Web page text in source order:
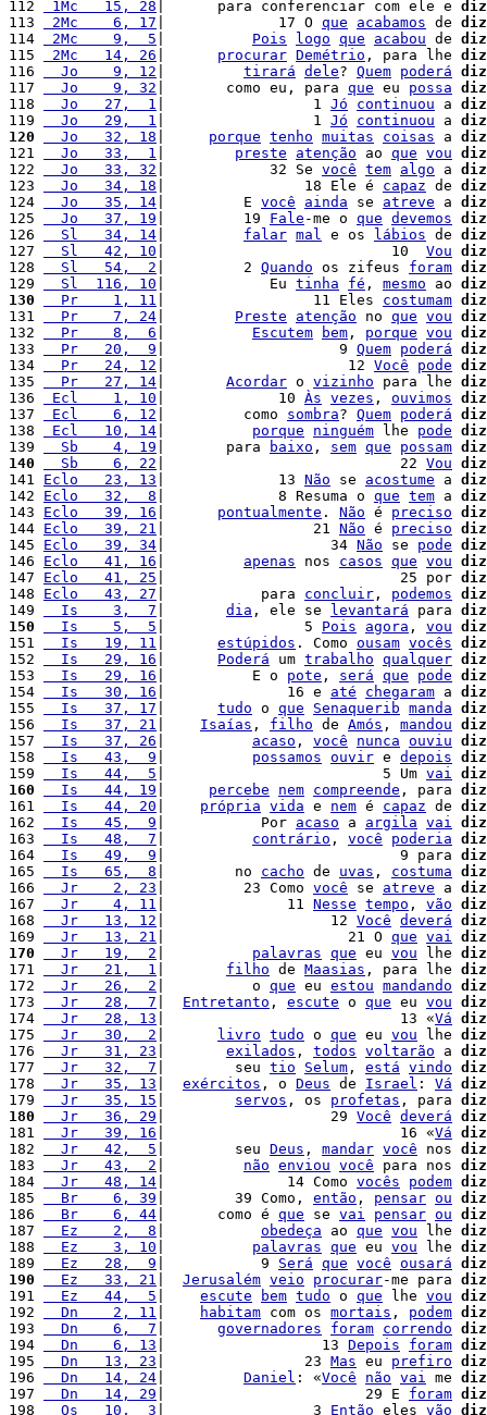
112
1Mc   15, 28 |      para conferenciar com ele e
113
2Mc    6, 17 |             17 O que acabamos de
114
2Mc    9,  5 Pois logo que acabou de
115
2Mc   14, 26 procurar Demétrio , para lhe
116
  Jo    9, 12
tirará dele? Quem poderá
117
  Jo    9, 32
|       como eu, para que eu possa
118
  Jo   27,  1
|                 1 Jó continuou a
119
  Jo   29,  1
|                 1 Jó continuou a
120
  Jo   32, 18
porque tenho muitas coisas a
121
  Jo   33,  1
preste atenção ao que vou
122
  Jo   33, 32
|            32 Se você tem algo a
123
  Jo   34, 18
|                18 Ele é capaz de
124
  Jo   35, 14
|         E você ainda se atreve a
125
  Jo   37, 19
|         19 Fale -me o que devemos
126
  Sl   34, 14
falar mal e os lábios de
127
  Sl   42, 10
|                          10 Vou
128
  Sl   54,  2
|         2 Quando os zifeus foram
129
  Sl  116, 10
|            Eu tinha fé , mesmo ao
130
  Pr    1, 11
|                 11 Eles costumam
131
  Pr    7, 24
Preste atenção no que vou
132
  Pr    8,  6
Escutem bem , porque vou
133
  Pr   20,  9
|                    9 Quem poderá
134
  Pr   24, 12
|                     12 Você pode
135
  Pr   27, 14
Acordar o vizinho para lhe
136
Ecl    1, 10 |             10 Às vezes , ouvimos
137
Ecl    6, 12 |         como sombra? Quem poderá
138
Ecl   10, 14 porque ninguém lhe pode
139
  Sb    4, 19
|       para baixo , sem que possam
140
  Sb    6, 22
|                           22 Vou
141 Eclo   23, 13 |             13 Não se acostume a
142 Eclo   32,  8 |             8 Resuma o que tem a
143 Eclo   39, 16 pontualmente . Não é preciso
144 Eclo   39, 21 |                 21 Não é preciso
145 Eclo   39, 34 |                   34 Não se pode
146 Eclo   41, 16 apenas nos casos que vou
147 Eclo   41, 25 |                           25 por
148 Eclo   43, 27 |           para concluir , podemos
149
  Is    3,  7
dia , ele se levantará para
150
  Is    5,  5
|                5 Pois agora , vou
151
  Is   19, 11
estúpidos . Como ousam vocês
152
  Is   29, 16
Poderá um trabalho qualquer
153
  Is   29, 16
|          E o pote , será que pode
154
  Is   30, 16
|              16 e até chegaram a
155
  Is   37, 17
tudo o que Senaquerib manda
156
  Is   37, 21
Isaías , filho de Amós , mandou
157
  Is   37, 26
acaso , você nunca ouviu
158
  Is   43,  9
possamos ouvir e depois
159
  Is   44,  5
|                         5 Um vai
160
  Is   44, 19
percebe nem compreende , para
161
  Is   44, 20
própria vida e nem é capaz de
162
  Is   45,  9
|           Por acaso a argila vai
163
  Is   48,  7
contrário , você poderia
164
  Is   49,  9
|                           9 para
165
  Is   65,  8
|        no cacho de uvas , costuma
166
  Jr    2, 23
|         23 Como você se atreve a
167
  Jr    4, 11
|              11 Nesse tempo , vão
168
  Jr   13, 12
|                   12 Você deverá
169
  Jr   13, 21
|                     21 O que vai
170
  Jr   19,  2
palavras que eu vou lhe
171
  Jr   21,  1
filho de Maasias , para lhe
172
  Jr   26,  2
|          o que eu estou mandando
173
  Jr   28,  7
Entretanto , escute o que eu vou
174
  Jr   28, 13
|                           13 «Vá
175
  Jr   30,  2
livro tudo o que eu vou lhe
176
  Jr   31, 23
exilados , todos voltarão a
177
  Jr   32,  7
|        seu tio Selum , está vindo
178
  Jr   35, 13
exércitos , o Deus de Israel : Vá
179
  Jr   35, 15
servos , os profetas , para
180
  Jr   36, 29
|                   29 Você deverá
181
  Jr   39, 16
|                           16 «Vá
182
  Jr   42,  5
|        seu Deus , mandar você nos
183
  Jr   43,  2
não enviou você para nos
184
  Jr   48, 14
|              14 Como vocês podem
185
  Br    6, 39
|        39 Como, então , pensar ou
186
  Br    6, 44
|      como é que se vai pensar ou
187
  Ez    2,  8
obedeça ao que vou lhe
188
  Ez    3, 10
palavras que eu vou lhe
189
  Ez   28,  9
|           9 Será que você ousará
190
  Ez   33, 21
Jerusalém veio procurar-me para
191
  Ez   44,  5
escute bem tudo o que lhe vou
192
  Dn    2, 11
habitam com os mortais , podem
193
  Dn    6,  7
governadores foram correndo
194
  Dn    6, 13
|                  13 Depois foram
195
  Dn   13, 23
|                23 Mas eu prefiro
196
  Dn   14, 24
Daniel : «Você não vai me
197
  Dn   14, 29
|                       29 E foram
198
  Os   10,  3
|                 3 Então eles vão